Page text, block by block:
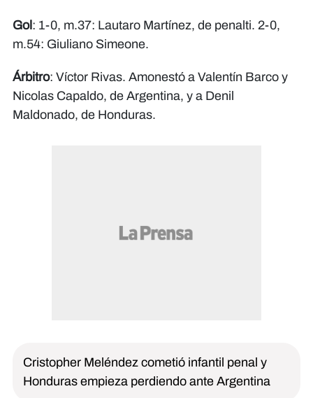
Gol : 1-0, m.37: Lautaro Martínez, de penalti. 2-0,
m.54: Giuliano Simeone.
Árbitro: Víctor Rivas. Amonestó a Valentín Barco y
Nicolas Capaldo, de Argentina, y a Denil
Maldonado, de Honduras.
Cristopher Meléndez cometió infantil penal y
Honduras empieza perdiendo ante Argentina